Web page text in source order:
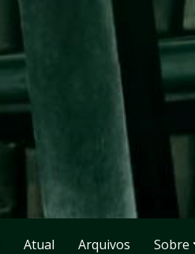
Atual Arquivos Sobre